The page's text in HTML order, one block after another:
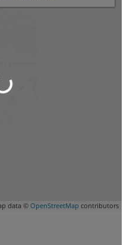
data ©OpenStreetMap contributors
…